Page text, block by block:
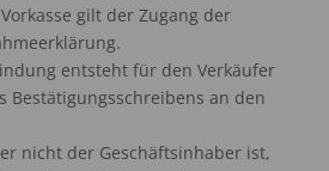
gilt der Zugang der
entsteht für den Verkäufer
Bestätigungsschreibens an den
nicht der Geschäftsinhaber ist,